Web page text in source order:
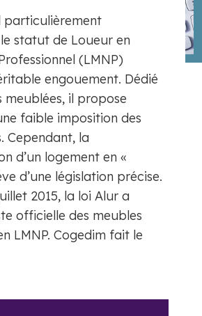
particulièrement
statut de Loueur en
(LMNP)
engouement. Dédié
il propose
faible imposition des
Cependant, la
d’un logement en «
d’une législation précise.
2015, la loi Alur a
officielle des meubles
LMNP. Cogedim fait le